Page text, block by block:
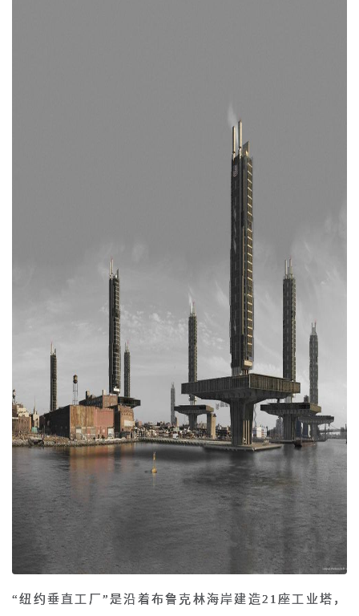
“纽约垂直工厂”是沿着布鲁克林海岸建造21座工业塔，